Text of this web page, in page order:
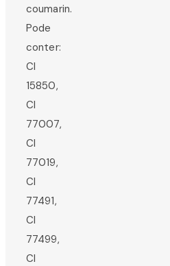
coumarin.
Pode
conter:
CI
15850,
CI
77007,
CI
77019,
CI
77491,
CI
77499,
CI